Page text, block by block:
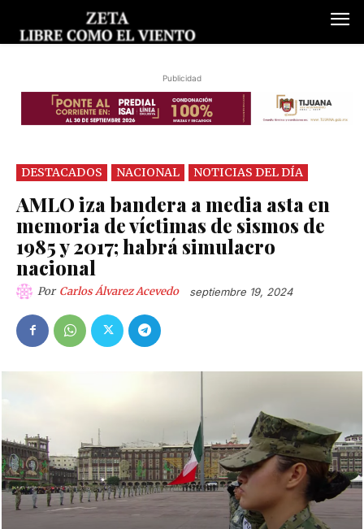
Publicidad
DESTACADOS NACIONAL NOTICIAS DEL DÍA
AMLO iza bandera a media asta en
memoria de víctimas de sismos de
1985 y 2017; habrá simulacro
nacional
Por Carlos Álvarez Acevedo septiembre 19, 2024